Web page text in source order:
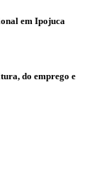
em Ipojuca
do emprego e